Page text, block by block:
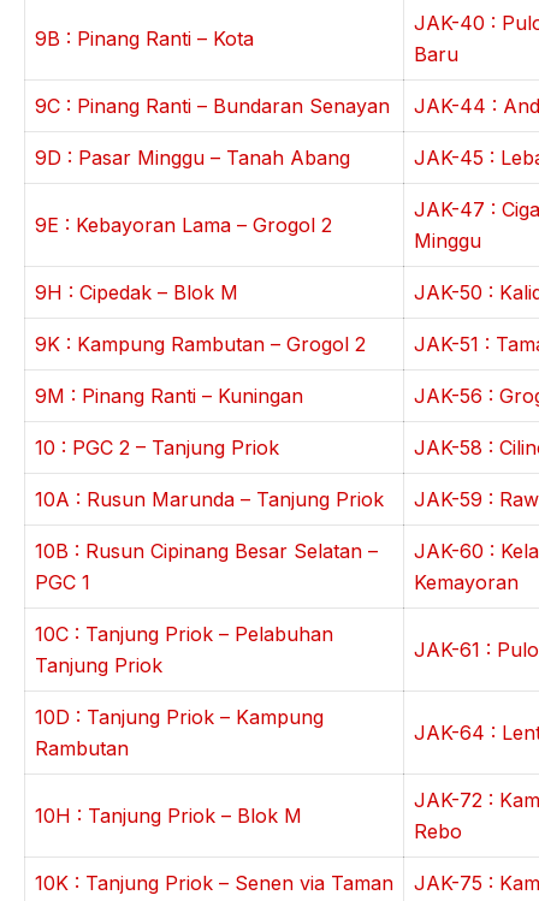
9B : Pinang Ranti – Kota
JAK-40 :
Baru
9C : Pinang Ranti – Bundaran Senayan JAK-44 :
9D : Pasar Minggu – Tanah Abang JAK-45 :
9E : Kebayoran Lama – Grogol 2
JAK-47 :
Minggu
9H : Cipedak – Blok M JAK-50 :
9K : Kampung Rambutan – Grogol 2 JAK-51 :
9M : Pinang Ranti – Kuningan JAK-56 :
10 : PGC 2 – Tanjung Priok JAK-58 :
10A : Rusun Marunda – Tanjung Priok JAK-59 :
10B : Rusun Cipinang Besar Selatan –
PGC 1
JAK-60 :
Kemayoran
10C : Tanjung Priok – Pelabuhan
Tanjung Priok
JAK-61 :
10D : Tanjung Priok – Kampung
Rambutan
JAK-64 :
10H : Tanjung Priok – Blok M
JAK-72 :
Rebo
10K : Tanjung Priok – Senen via Taman
JAK-75 :